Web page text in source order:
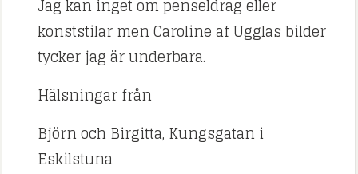
Jag kan inget om penseldrag eller
konststilar men Caroline af Ugglas bilder
tycker jag är underbara.
Hälsningar från
Björn och Birgitta, Kungsgatan i
Eskilstuna